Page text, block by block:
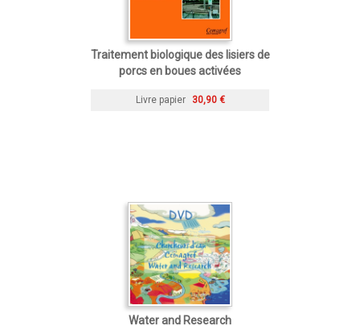
Traitement biologique des lisiers de
porcs en boues activées
Livre papier 30,90 €
Water and Research